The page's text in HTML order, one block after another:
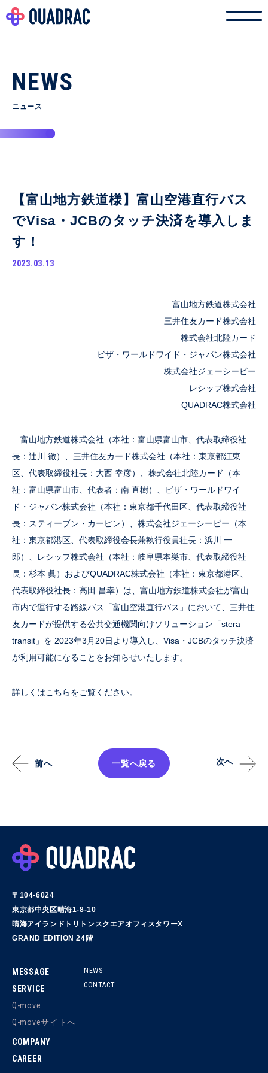
NEWS
ニュース
【富山地方鉄道様】富山空港直行バス
でVisa・JCBのタッチ決済を導入しま
す！
2023.03.13
富山地方鉄道株式会社
三井住友カード株式会社
株式会社北陸カード
ビザ・ワールドワイド・ジャパン株式会社
株式会社ジェーシービー
レシップ株式会社
QUADRAC株式会社
富山地方鉄道株式会社（本社：富山県富山市、代表取締役社
長：辻󠄀川 徹）、三井住友カード株式会社（本社：東京都江東
区、代表取締役社長：大西 幸彦）、株式会社北陸カード（本
社：富山県富山市、代表者：南 直樹）、ビザ・ワールドワイ
ド・ジャパン株式会社（本社：東京都千代田区、代表取締役社
長：スティーブン・カーピン）、株式会社ジェーシービー（本
社：東京都港区、代表取締役会長兼執行役員社長：浜川 一
郎）、レシップ株式会社（本社：岐阜県本巣市、代表取締役社
長：杉本 眞）およびQUADRAC株式会社（本社：東京都港区、
代表取締役社長：高田 昌幸）は、富山地方鉄道株式会社が富山
市内で運行する路線バス「富山空港直行バス」において、三井住
友カードが提供する公共交通機関向けソリューション「stera
transit」を 2023年3月20日より導入し、Visa・JCBのタッチ決済
が利用可能になることをお知らせいたします。
詳しくはこちらをご覧ください。
前へ 一覧へ戻る 次へ
〒104-6024
東京都中央区晴海1-8-10
晴海アイランドトリトンスクエアオフィスタワーX
GRAND EDITION 24階
MESSAGE
SERVICE
Q-move
Q-moveサイトへ
COMPANY
CAREER
NEWS
CONTACT